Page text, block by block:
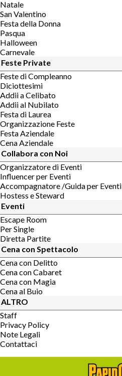
Natale
San Valentino
Festa della Donna
Pasqua
Halloween
Carnevale
Feste Private
Feste di Compleanno
Diciottesimi
Addii a Celibato
Addii al Nubilato
Festa di Laurea
Organizzazione Feste
Festa Aziendale
Cena Aziendale
Collabora con Noi
Organizzatore di Eventi
Influencer per Eventi
Accompagnatore /Guida per Eventi
Hostess e Steward
Eventi
Escape Room
Per Single
Diretta Partite
Cena con Spettacolo
Cena con Delitto
Cena con Cabaret
Cena con Magia
Cena al Buio
ALTRO
Staff
Privacy Policy
Note Legali
Contattaci